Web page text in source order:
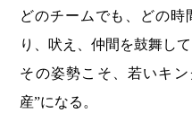
どのチームでも、どの時
り、吠え、仲間を鼓舞して
その姿勢こそ、若いキ
産”になる。